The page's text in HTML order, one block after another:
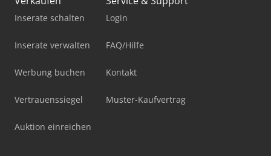
Inserate schalten
Inserate verwalten
Werbung buchen
Vertrauenssiegel
Auktion einreichen
Login
FAQ/Hilfe
Kontakt
Muster-Kaufvertrag